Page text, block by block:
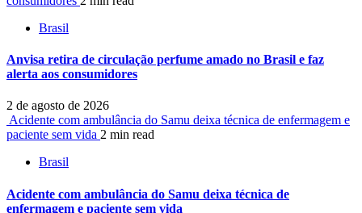
Brasil
Anvisa retira de circulação perfume amado no Brasil e faz
alerta aos consumidores
2 de agosto de 2026
Acidente com ambulância do Samu deixa técnica de enfermagem e
paciente sem vida 2 min read
Brasil
Acidente com ambulância do Samu deixa técnica de
enfermagem e paciente sem vida